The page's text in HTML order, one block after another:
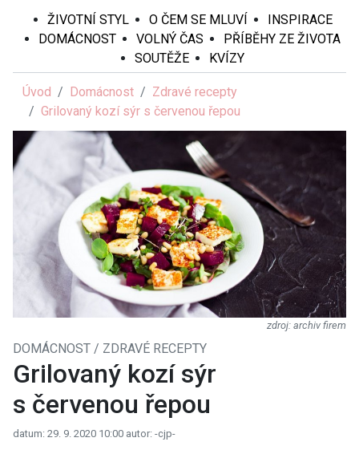
ŽIVOTNÍ STYL O ČEM SE MLUVÍ
INSPIRACE
DOMÁCNOST
VOLNÝ ČAS
PŘÍBĚHY ZE ŽIVOTA
SOUTĚŽE
KVÍZY
Úvod Domácnost
Zdravé recepty
Grilovaný kozí sýr s červenou řepou
archiv firem
DOMÁCNOST / ZDRAVÉ RECEPTY
Grilovaný kozí sýr
s červenou řepou
datum: 29. 9. 2020 10:00 autor: -cjp-